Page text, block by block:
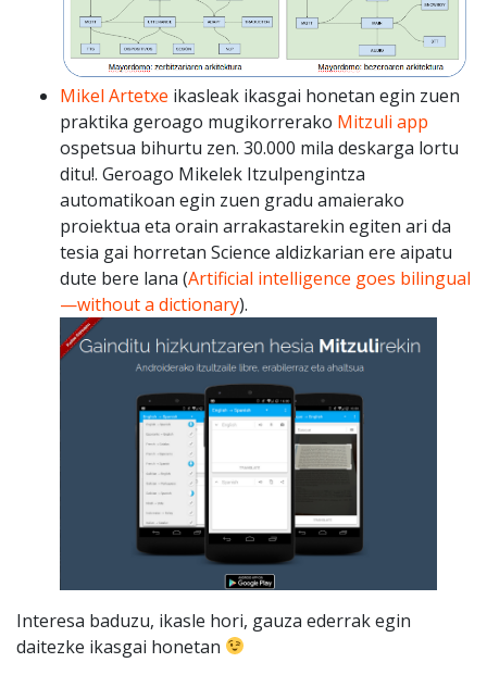
Mikel Artetxe ikasleak ikasgai honetan egin zuen
praktika geroago mugikorrerako Mitzuli app
ospetsua bihurtu zen. 30.000 mila deskarga lortu
ditu!. Geroago Mikelek Itzulpengintza
automatikoan egin zuen gradu amaierako
proiektua eta orain arrakastarekin egiten ari da
tesia gai horretan Science aldizkarian ere aipatu
dute bere lana (Artificial intelligence goes bilingual
—without a dictionary).
Interesa baduzu, ikasle hori, gauza ederrak egin
daitezke ikasgai honetan